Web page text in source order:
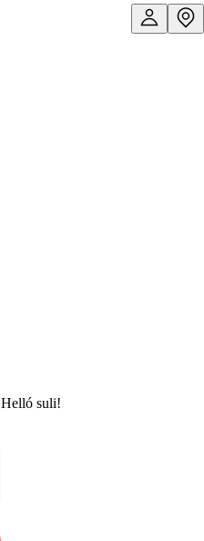
Helló suli!